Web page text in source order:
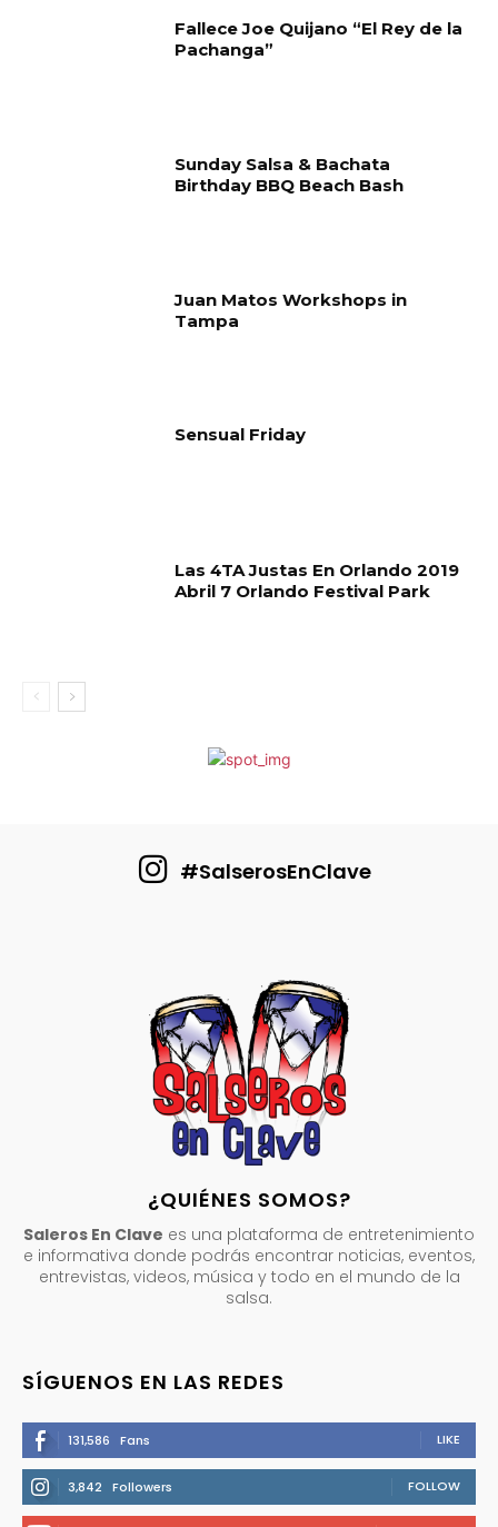
Fallece Joe Quijano “El Rey de la
Pachanga”
Sunday Salsa & Bachata
Birthday BBQ Beach Bash
Juan Matos Workshops in
Tampa
Sensual Friday
Las 4TA Justas En Orlando 2019
Abril 7 Orlando Festival Park
#SalserosEnClave
¿QUIÉNES SOMOS?
Saleros En Clave es una plataforma de entretenimiento
e informativa donde podrás encontrar noticias, eventos,
entrevistas, videos, música y todo en el mundo de la
salsa.
SÍGUENOS EN LAS REDES
131,586 Fans LIKE
3,842 Followers FOLLOW